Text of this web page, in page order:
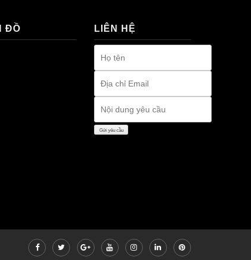
ĐỒ LIÊN HỆ